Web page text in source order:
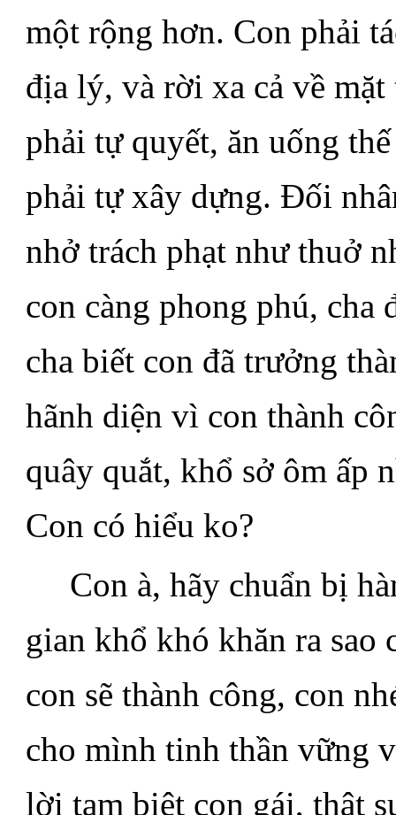
một rộng hơn. Con phải
địa lý, và rời xa cả về
phải tự quyết, ăn uống
phải tự xây dựng. Đối
nhở trách phạt như thuở
con càng phong phú, cha
cha biết con đã trưởng
hãnh diện vì con thành
quây quắt, khổ sở ôm ấp
Con có hiểu ko?
Con à, hãy chuẩn bị
gian khổ khó khăn ra sao
con sẽ thành công, con
cho mình tinh thần vững
lời tạm biệt con gái, thật